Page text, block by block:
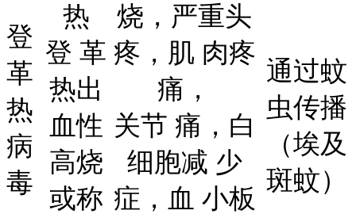
登
革
热
病
毒
热
登 革
热出
血性
高烧
或称
烧，严重头
疼，肌 肉疼
痛，
关节 痛，白
细胞减 少
症，血 小板
通过蚊
虫传播
（埃及
斑蚊）